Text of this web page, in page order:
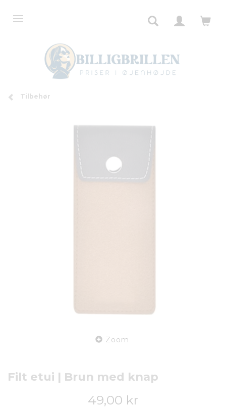
Tilbehør
Zoom
Filt etui | Brun med knap
49,00 kr